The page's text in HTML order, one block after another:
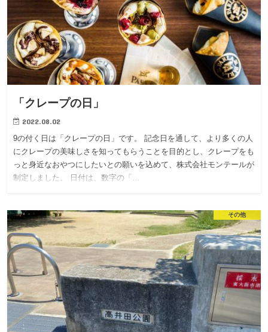
「クレープの日」
2022.08.02
9の付く日は「クレープの日」です。 記念日を通して、より多くの人
にクレープの美味しさを知ってもらうことを目的とし、クレープをも
っと身近なおやつにしたいとの願いを込めて、株式会社モンテールが
制定しました。 日付は、数字の「…
その他